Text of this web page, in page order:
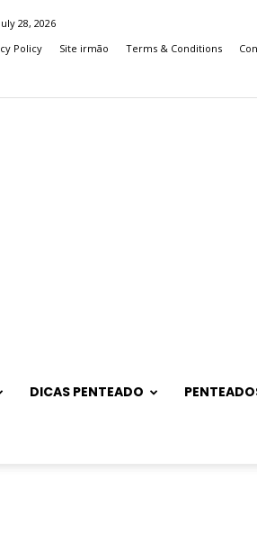
28, 2026
Policy Site irmão Terms & Conditions
DICAS PENTEADO